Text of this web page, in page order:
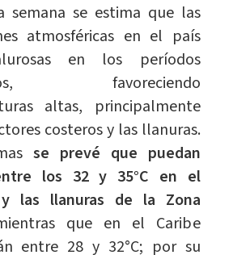
semana se estima que las
atmosféricas en el país
en los períodos
favoreciendo
altas, principalmente
costeros y las llanuras.
se prevé que puedan
los 32 y 35°C en el
y las llanuras de la Zona
que en el Caribe
entre 28 y 32°C; por su